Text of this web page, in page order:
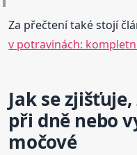
Za přečtení také stojí
v potravinách:
Jak se
při dně nebo
močové